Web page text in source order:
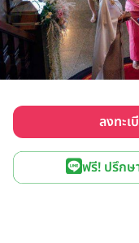
ลงทะ
ฟรี! ปรึกษ